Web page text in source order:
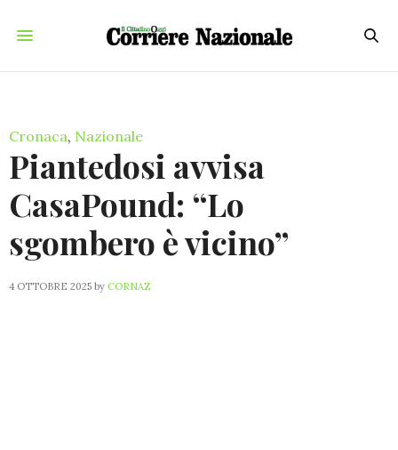
Cronaca, Nazionale
Piantedosi avvisa
CasaPound: “Lo
sgombero è vicino”
4 OTTOBRE 2025 by CORNAZ